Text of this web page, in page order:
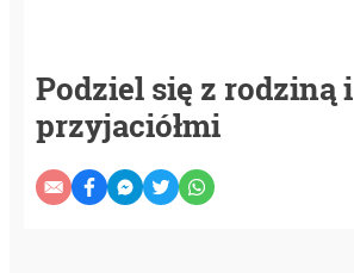
Podziel się z rodziną i
przyjaciółmi